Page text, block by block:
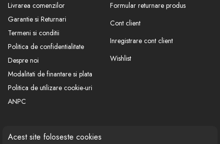
Acest site foloseste cookies
mai multe aplicari.
-Dupa utilizare este recomandat sa intoarceti spray-ul cu
capacul in jos si pulverizati pentru cateva secunde . Astfel
eliminati resturile de vopsea din interiorul tubului de
pulverizare in acest fel veti putea reutiliza spray-ul .
Livrarea comenzilor
Garantie si Returnari
Termeni si conditii
Politica de confidentialitate
Despre noi
Modalitati de finantare si plata
Politica de utilizare cookie-uri
ANPC
Formular returnare produs
Cont client
Inregistrare cont client
Wishlist
CONTACT